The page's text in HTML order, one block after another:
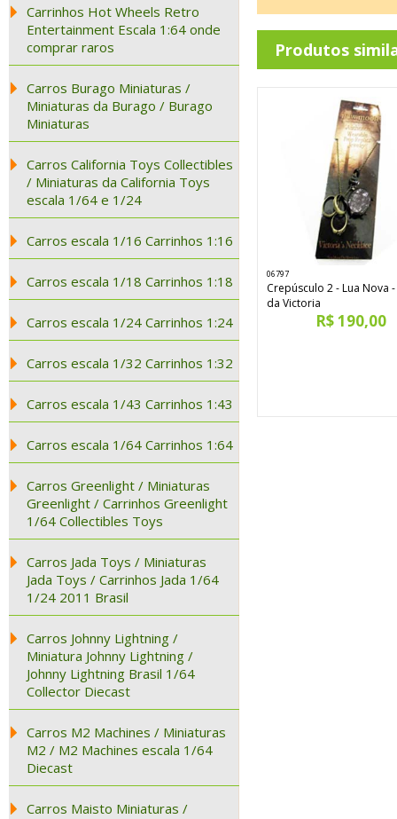
Carrinhos Hot Wheels Retro
Entertainment Escala 1:64 onde
comprar raros
Carros Burago Miniaturas /
Miniaturas da Burago / Burago
Miniaturas
Carros California Toys Collectibles
/ Miniaturas da California Toys
escala 1/64 e 1/24
Carros escala 1/16 Carrinhos 1:16
Carros escala 1/18 Carrinhos 1:18
Carros escala 1/24 Carrinhos 1:24
Carros escala 1/32 Carrinhos 1:32
Carros escala 1/43 Carrinhos 1:43
Carros escala 1/64 Carrinhos 1:64
Carros Greenlight / Miniaturas
Greenlight / Carrinhos Greenlight
1/64 Collectibles Toys
Carros Jada Toys / Miniaturas
Jada Toys / Carrinhos Jada 1/64
1/24 2011 Brasil
Carros Johnny Lightning /
Miniatura Johnny Lightning /
Johnny Lightning Brasil 1/64
Collector Diecast
Carros M2 Machines / Miniaturas
M2 / M2 Machines escala 1/64
Diecast
Carros Maisto Miniaturas /
Produtos
06797
Crepúsculo 2 - Lua Nova
da Victoria
R$ 190,00